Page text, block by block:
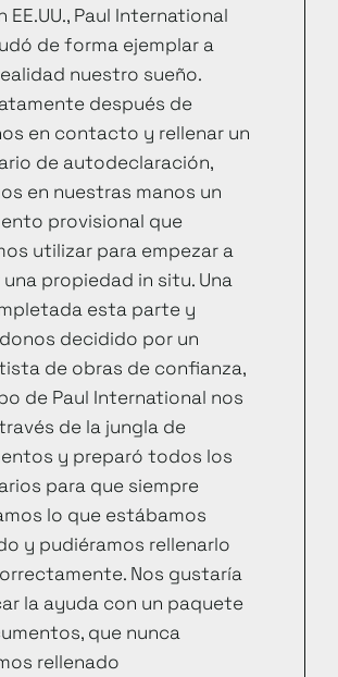
EE.UU., Paul International
de forma ejemplar a
nuestro sueño.
después de
en contacto y rellenar un
de autodeclaración,
en nuestras manos un
provisional que
utilizar para empezar a
propiedad in situ. Una
esta parte y
decidido por un
de obras de confianza,
de Paul International nos
de la jungla de
y preparó todos los
para que siempre
lo que estábamos
y pudiéramos rellenarlo
Nos gustaría
la ayuda con un paquete
que nunca
rellenado